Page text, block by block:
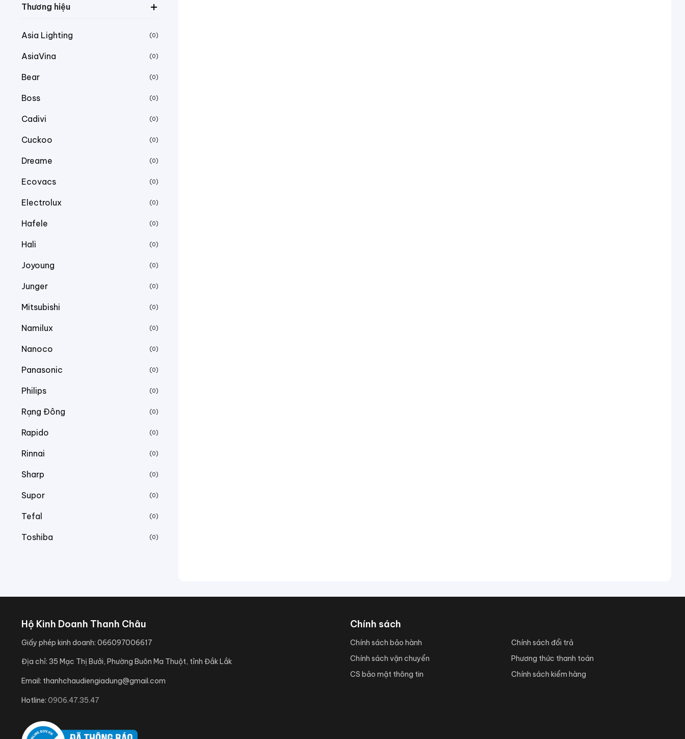
Thương hiệu
Asia Lighting (0)
AsiaVina (0)
Bear (0)
Boss (0)
Cadivi (0)
Cuckoo (0)
Dreame (0)
Ecovacs (0)
Electrolux (0)
Hafele (0)
Hali (0)
Joyoung (0)
Junger (0)
Mitsubishi (0)
Namilux (0)
Nanoco (0)
Panasonic (0)
Philips (0)
Rạng Đông (0)
Rapido (0)
Rinnai (0)
Sharp (0)
Supor (0)
Tefal (0)
Toshiba (0)
Hộ Kinh Doanh Thanh Châu
Giấy phép kinh doanh: 066097006617
Địa chỉ: 35 Mạc Thị Bưởi, Phường Buôn Ma Thuột, tỉnh Đắk Lắk
Email: thanhchaudiengiadung@gmail.com
Hotline: 0906.47.35.47
Chính sách
Chính sách bảo hành
Chính sách vận chuyển
CS bảo mật thông tin
Chính sách đổi trả
Phương thức thanh toán
Chính sách kiểm hàng